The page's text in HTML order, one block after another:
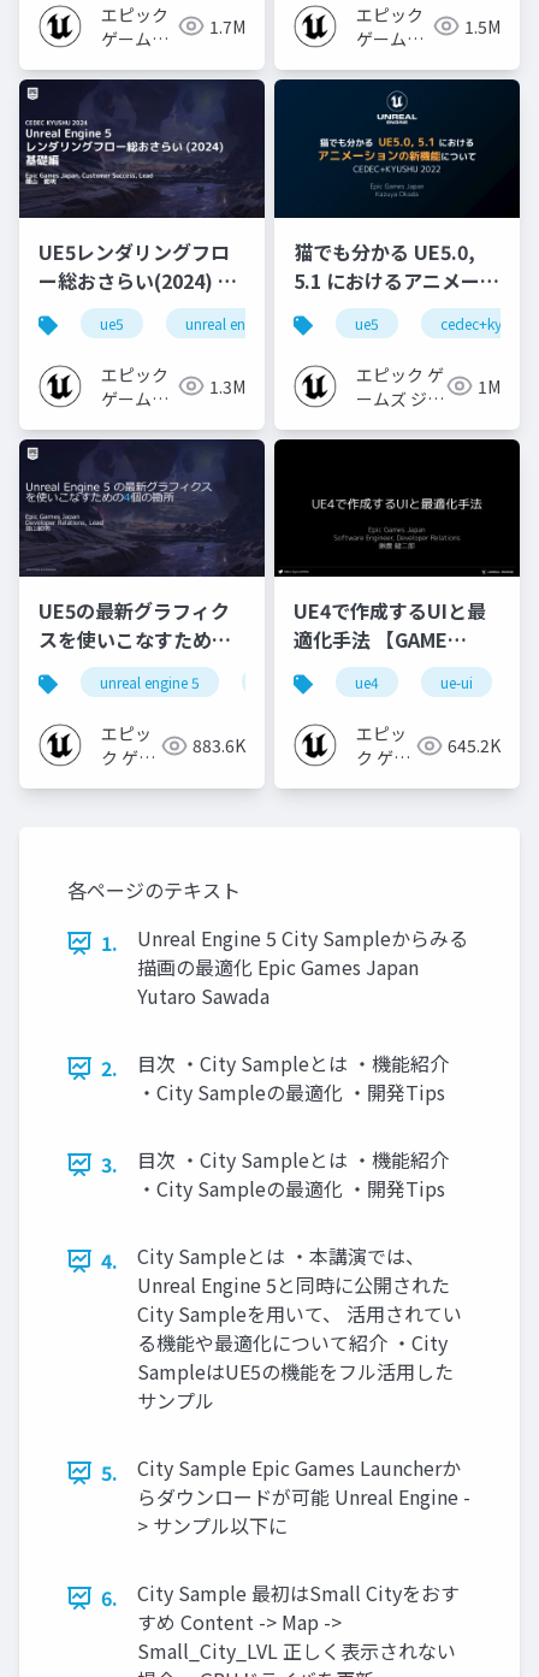
エピック
ゲームズ
1.7M
エピック
ゲームズ
1.5M
UE5レンダリングフロ
ー総おさらい(2024) 基
礎編！
[CEDEC+KYUSHU
2024]
ue5 unreal engine ue-rendering
エピック
ゲームズ
1.3M
猫でも分かる UE5.0,
5.1 におけるアニメーシ
ョンの新機能について
【CEDEC+KYUSHU
2022】
ue5 cedec+kyushu
エピック ゲ
ームズ ジャ
1M
UE5の最新グラフィク
スを使いこなすための4
個の勘所
[CEDEC+KYUSHU
2023]
unreal engine 5 cedec cedec+kyushu
エピッ
ク ゲー
883.6K
UE4で作成するUIと最
適化手法 【GAME
CREATORS
CONFERENCE '20】
ue4 ue-ui
エピッ
ク ゲー
645.2K
各ページのテキスト
1.
Unreal Engine 5 City Sampleからみる
描画の最適化 Epic Games Japan
Yutaro Sawada
2.
目次 ・City Sampleとは ・機能紹介
・City Sampleの最適化 ・開発Tips
3.
目次 ・City Sampleとは ・機能紹介
・City Sampleの最適化 ・開発Tips
4.
City Sampleとは ・本講演では、
Unreal Engine 5と同時に公開された
City Sampleを用いて、 活用されてい
る機能や最適化について紹介 ・City
SampleはUE5の機能をフル活用した
サンプル
5.
City Sample Epic Games Launcherか
らダウンロードが可能 Unreal Engine -
> サンプル以下に
6.
City Sample 最初はSmall Cityをおす
すめ Content -> Map ->
Small_City_LVL 正しく表示されない